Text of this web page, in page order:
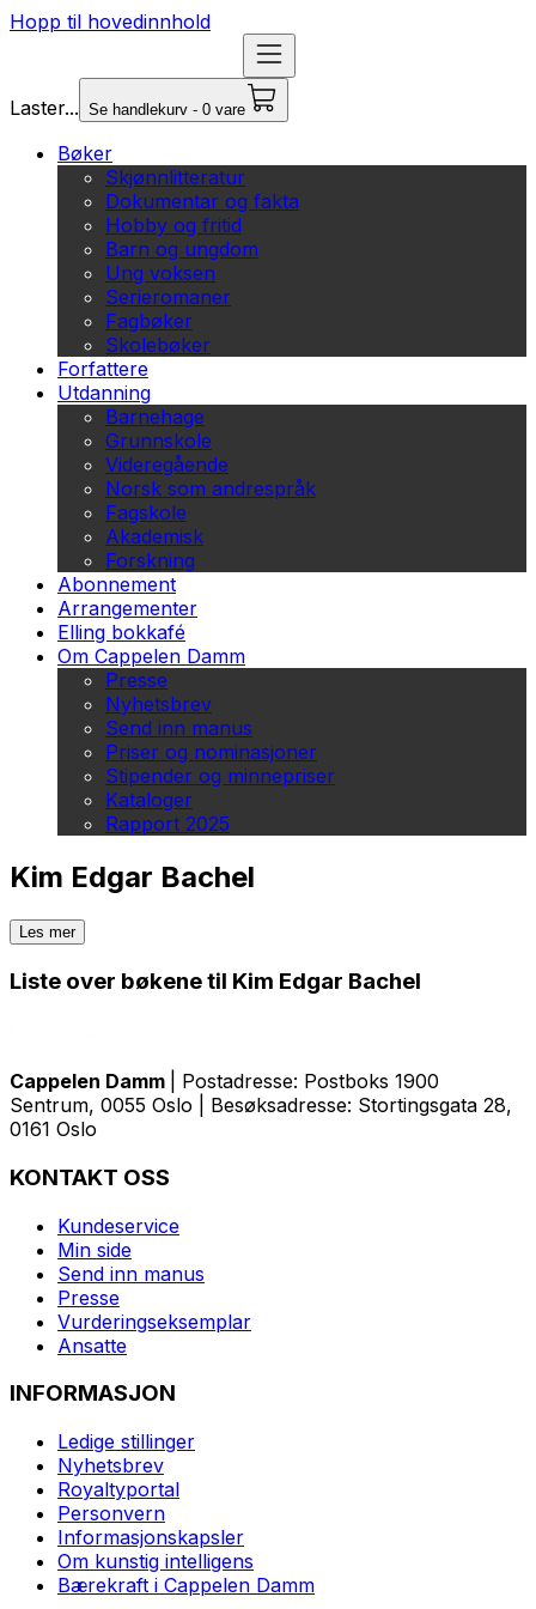
Hopp til hovedinnhold
Laster... Se handlekurv - 0 vare
Bøker
Skjønnlitteratur
Dokumentar og fakta
Hobby og fritid
Barn og ungdom
Ung voksen
Serieromaner
Fagbøker
Skolebøker
Forfattere
Utdanning
Barnehage
Grunnskole
Videregående
Norsk som andrespråk
Fagskole
Akademisk
Forskning
Abonnement
Arrangementer
Elling bokkafé
Om Cappelen Damm
Presse
Nyhetsbrev
Send inn manus
Priser og nominasjoner
Stipender og minnepriser
Kataloger
Rapport 2025
Kim Edgar Bachel
Les mer
Liste over bøkene til Kim Edgar Bachel
Cappelen Damm
| Postadresse: Postboks 1900
Sentrum, 0055 Oslo | Besøksadresse: Stortingsgata 28,
0161 Oslo
KONTAKT OSS
Kundeservice
Min side
Send inn manus
Presse
Vurderingseksemplar
Ansatte
INFORMASJON
Ledige stillinger
Nyhetsbrev
Royaltyportal
Personvern
Informasjonskapsler
Om kunstig intelligens
Bærekraft i Cappelen Damm